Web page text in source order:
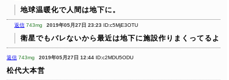
地球温暖化で人間は地下に。
返信 743mg 2019年05月27日 23:23 ID:c5MjE3OTU
衛星でもバレないから最近は地下に施設作りまくってるよ
返信 743mg 2019年05月27日 12:44 ID:c2MDU5ODU
松代大本営